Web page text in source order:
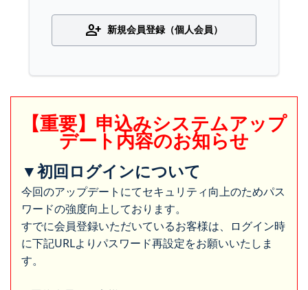
person_add 新規会員登録（個人会員）
【重要】申込みシステムアップ
デート内容のお知らせ
▼初回ログインについて
今回のアップデートにてセキュリティ向上のためパス
ワードの強度向上しております。
すでに会員登録いただいているお客様は、ログイン時
に下記URLよりパスワード再設定をお願いいたしま
す。